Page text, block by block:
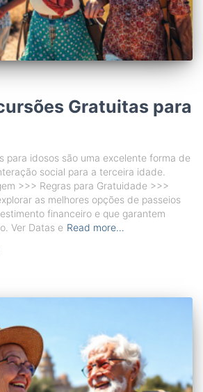
Gratuitas para
para idosos são uma excelente forma de
social para a terceira idade.
>>> Regras para Gratuidade >>>
as melhores opções de passeios
financeiro e que garantem
Ver Datas e Read more…